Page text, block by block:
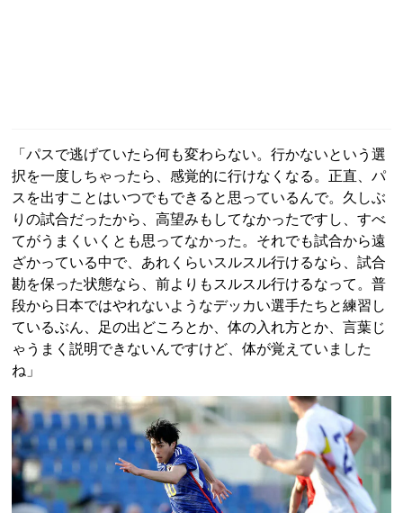
「パスで逃げていたら何も変わらない。行かないという選
択を一度しちゃったら、感覚的に行けなくなる。正直、パ
スを出すことはいつでもできると思っているんで。久しぶ
りの試合だったから、高望みもしてなかったですし、すべ
てがうまくいくとも思ってなかった。それでも試合から遠
ざかっている中で、あれくらいスルスル行けるなら、試合
勘を保った状態なら、前よりもスルスル行けるなって。普
段から日本ではやれないようなデッカい選手たちと練習し
ているぶん、足の出どころとか、体の入れ方とか、言葉じ
ゃうまく説明できないんですけど、体が覚えていました
ね」